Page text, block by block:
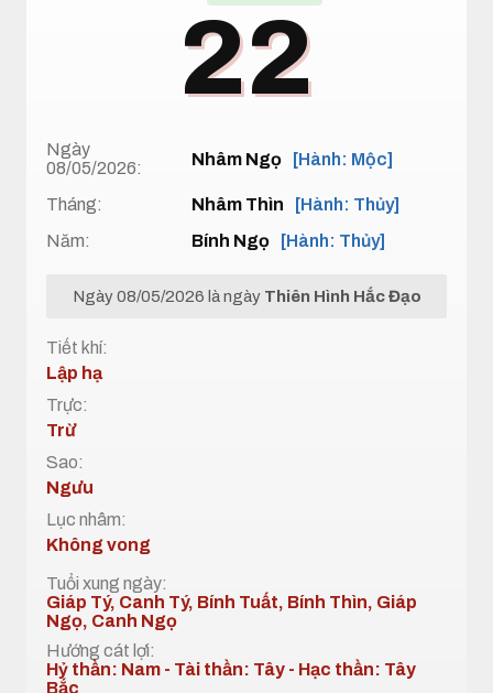
22
Ngày
08/05/2026:
Nhâm Ngọ [Hành: Mộc]
Tháng: Nhâm Thìn
[Hành: Thủy]
Năm:
Bính Ngọ [Hành: Thủy]
Ngày 08/05/2026 là ngày Thiên Hình Hắc Đạo
Tiết khí:
Lập hạ
Trực:
Trừ
Sao:
Ngưu
Lục nhâm:
Không vong
Tuổi xung ngày:
Giáp Tý, Canh Tý, Bính Tuất, Bính Thìn, Giáp
Ngọ, Canh Ngọ
Hướng cát lợi:
Hỷ thần: Nam - Tài thần: Tây - Hạc thần: Tây
Bắc